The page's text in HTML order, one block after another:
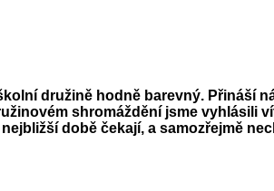
družině hodně barevný. Přináší
shromáždění jsme vyhlásili
době čekají, a samozřejmě